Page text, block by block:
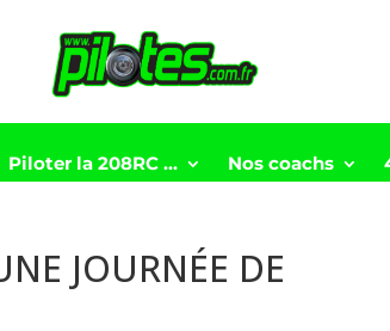
Piloter la 208RC … Nos coachs
JOURNÉE DE